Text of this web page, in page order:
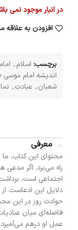
در انبار موجود نمی
افزودن به علاقه
برچسب: اسلام,
اندیشه امام موسی
شعبان, عبادت,
معرفی
محتوای این کتاب،
راه می‌برد. اگر
اجتماعی است،
دلایل این ادعاست.
حوادث روز در این
فاصله‌ای میان
عمل او درهم می‌آمیزد.